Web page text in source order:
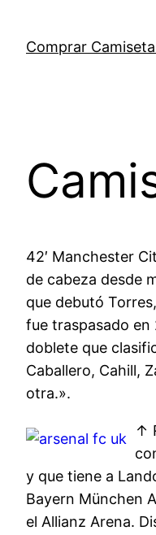
contenido
Comprar
42′ Manchester
de cabeza desde
que debutó
fue traspasado en
doblete que
Caballero, Cahill,
otra.».
↑
y que tiene a
Bayern München
el Allianz Arena.